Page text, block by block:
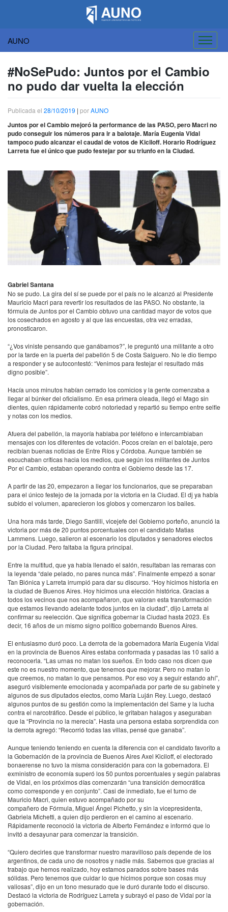
AUNO
contenido
#NoSePudo: Juntos por el Cambio
no pudo dar vuelta la elección
Publicada el 28/10/2019 | porAUNO
Juntos por el Cambio mejoró la performance de las PASO, pero Macri no
pudo conseguir los números para ir a balotaje. María Eugenia Vidal
tampoco pudo alcanzar el caudal de votos de Kiciloff. Horario Rodríguez
Larreta fue el único que pudo festejar por su triunfo en la Ciudad.
Gabriel Santana
No se pudo. La gira del sí se puede por el país no le alcanzó al Presidente
Mauricio Macri para revertir los resultados de las PASO. No obstante, la
fórmula de Juntos por el Cambio obtuvo una cantidad mayor de votos que
los cosechados en agosto y al que las encuestas, otra vez erradas,
pronosticaron.
“¿Vos viniste pensando que ganábamos?”, le preguntó una militante a otro
por la tarde en la puerta del pabellón 5 de Costa Salguero. No le dio tiempo
a responder y se autocontestó: “Venimos para festejar el resultado más
digno posible”.
Hacía unos minutos habían cerrado los comicios y la gente comenzaba a
llegar al búnker del oficialismo. En esa primera oleada, llegó el Mago sin
dientes, quien rápidamente cobró notoriedad y repartió su tiempo entre selfie
y notas con los medios.
Afuera del pabellón, la mayoría hablaba por teléfono e intercambiaban
mensajes con los diferentes de votación. Pocos creían en el balotaje, pero
recibían buenas noticias de Entre Ríos y Córdoba. Aunque también se
escuchaban críticas hacia los medios, que según los militantes de Juntos
Por el Cambio, estaban operando contra el Gobierno desde las 17.
A partir de las 20, empezaron a llegar los funcionarios, que se preparaban
para el único festejo de la jornada por la victoria en la Ciudad. El dj ya había
subido el volumen, aparecieron los globos y comenzaron los bailes.
Una hora más tarde, Diego Santilli, vicejefe del Gobierno porteño, anunció la
victoria por más de 20 puntos porcentuales con el candidato Matias
Lammens. Luego, salieron al escenario los diputados y senadores electos
por la Ciudad. Pero faltaba la figura principal.
Entre la multitud, que ya había llenado el salón, resultaban las remaras con
la leyenda “dale pelado, no pares nunca más”. Finalmente empezó a sonar
Tan Biónica y Larreta irrumpió para dar su discurso. “Hoy hicimos historia en
la ciudad de Buenos Aires. Hoy hicimos una elección histórica. Gracias a
todos los vecinos que nos acompañaron, que valoran esta transformación
que estamos llevando adelante todos juntos en la ciudad”, dijo Larreta al
confirmar su reelección. Que significa gobernar la Ciudad hasta 2023. Es
decir, 16 años de un mismo signo político gobernando Buenos Aires.
El entusiasmo duró poco. La derrota de la gobernadora María Eugenia Vidal
en la provincia de Buenos Aires estaba conformada y pasadas las 10 salió a
reconocerla. “Las urnas no matan los sueños. En todo caso nos dicen que
este no es nuestro momento, que tenemos que mejorar. Pero no matan lo
que creemos, no matan lo que pensamos. Por eso voy a seguir estando ahí”,
aseguró visiblemente emocionada y acompañada por parte de su gabinete y
algunos de sus diputados electos, como María Luján Rey. Luego, destacó
algunos puntos de su gestión como la implementación del Same y la lucha
contra el narcotráfico. Desde el público, le gritaban halagos y aseguraban
que la “Provincia no la merecía”. Hasta una persona estaba sorprendida con
la derrota agregó: “Recorrió todas las villas, pensé que ganaba”.
Aunque teniendo teniendo en cuenta la diferencia con el candidato favorito a
la Gobernación de la provincia de Buenos Aires Axel Kiciloff, el electorado
bonaerense no tuvo la misma consideración para con la gobernadora. El
exministro de economía superó los 50 puntos porcentuales y según palabras
de Vidal, en los próximos días comenzarán “una transición democrática
como corresponde y en conjunto”. Casi de inmediato, fue el turno de
Mauricio Macri, quien estuvo acompañado por su
compañero de Fórmula, Miguel Ángel Pichetto, y sin la vicepresidenta,
Gabriela Michetti, a quien dijo perdieron en el camino al escenario.
Rápidamente reconoció la victoria de Alberto Fernández e informó que lo
invitó a desayunar para comenzar la transición.
“Quiero decirles que transformar nuestro maravilloso país depende de los
argentinos, de cada uno de nosotros y nadie más. Sabemos que gracias al
trabajo que hemos realizado, hoy estamos parados sobre bases más
sólidas. Pero tenemos que cuidar lo que hicimos porque son cosas muy
valiosas”, dijo en un tono mesurado que le duró durante todo el discurso.
Destacó la victoria de Rodríguez Larreta y subrayó el paso de Vidal por la
gobernación.